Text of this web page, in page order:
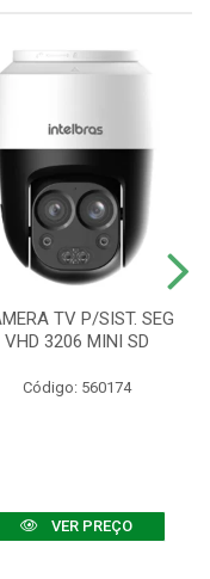
TV P/SIST. SEG
VHD 3206 MINI SD
Código: 560174
VER PREÇO